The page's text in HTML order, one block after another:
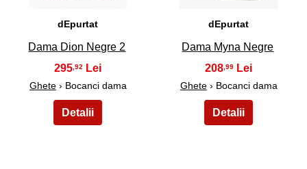
dEpurtat
Dama Dion Negre 2
295 ,92
Ghete› Bocanci dama
dEpurtat
Dama Myna Negre
208 ,99
Ghete› Bocanci dama